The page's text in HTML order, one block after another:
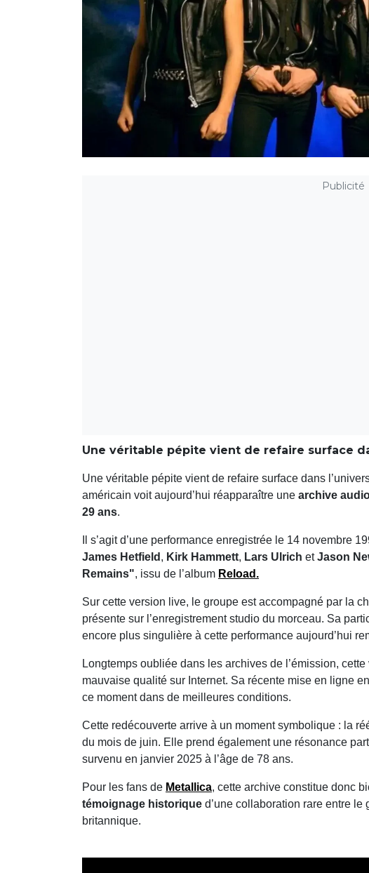
Publicité
Une véritable pépite vient de refaire surface
Une véritable pépite vient de refaire surface dans
américain voit aujourd’hui réapparaître une archive
29 ans.
Il s’agit d’une performance enregistrée le 14 novembre
James Hetfield , Kirk Hammett, Lars Ulrich etJason
Remains", issu de l’album Reload .
Sur cette version live, le groupe est accompagné par la
présente sur l’enregistrement studio du morceau. Sa
encore plus singulière à cette performance aujourd’hui
Longtemps oubliée dans les archives de l’émission,
mauvaise qualité sur Internet. Sa récente mise en ligne en
ce moment dans de meilleures conditions.
Cette redécouverte arrive à un moment symbolique : la
du mois de juin. Elle prend également une résonance
survenu en janvier 2025 à l’âge de 78 ans.
Pour les fans de Metallica, cette archive constitue donc
témoignage historique d’une collaboration rare entre
britannique.